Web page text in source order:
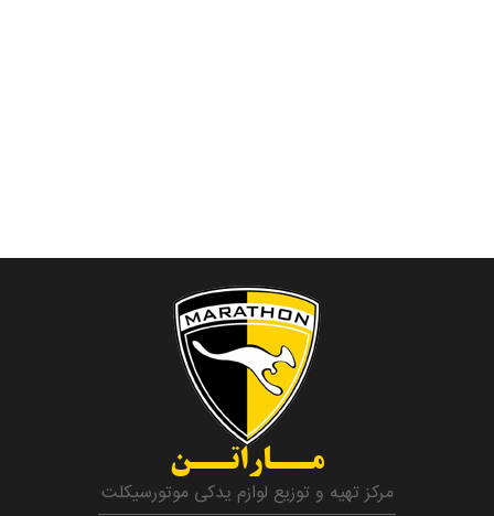
مــاراتــن
مرکز تهیه و توزیع لوازم یدکی موتورسیکلت